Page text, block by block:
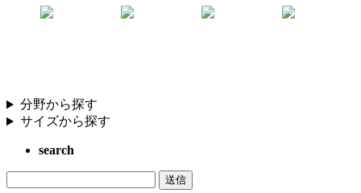
分野から探す
サイズから探す
search